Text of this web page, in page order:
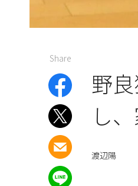
Share
野
し
渡辺陽